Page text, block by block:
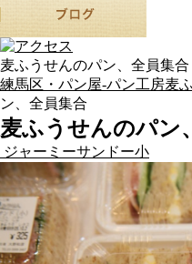
麦ふうせんのパン、全員集合
練馬区・パン屋-パン工房麦
ン、全員集合
麦ふうせんのパン
ジャーミーサンドー小